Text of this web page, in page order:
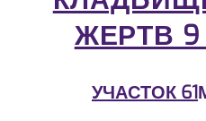
ЖЕРТВ
УЧАСТОК 61